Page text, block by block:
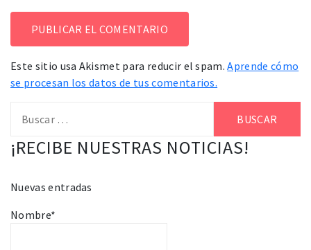
Este sitio usa Akismet para reducir el spam.Aprende cómo
se procesan los datos de tus comentarios.
¡RECIBE NUESTRAS NOTICIAS!
Nuevas entradas
Nombre*